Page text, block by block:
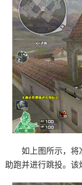
如上图所示，将
助跑并进行跳投。该